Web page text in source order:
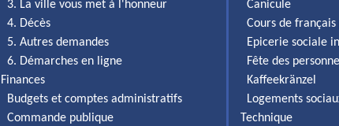
3. La ville vous met à l'honneur
4. Décès
5. Autres demandes
6. Démarches en ligne
Finances
Budgets et comptes administratifs
Commande publique
Canicule
Cours de
Epicerie sociale
Fête des
Kaffeekränzel
Logements
Technique